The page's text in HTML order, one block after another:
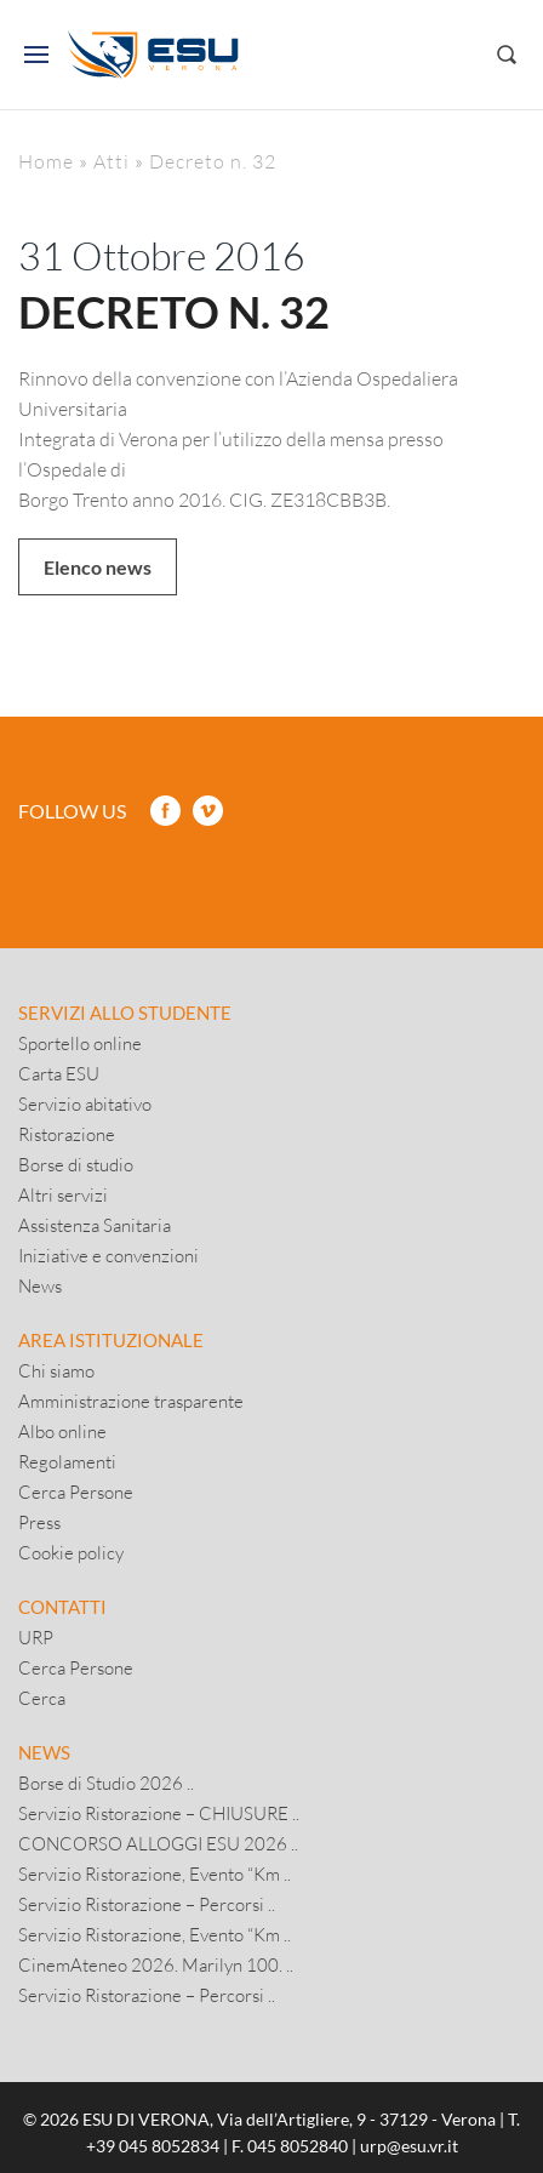
Home » Atti » Decreto n. 32
31 Ottobre 2016
DECRETO N. 32
Rinnovo della convenzione con l’Azienda Ospedaliera
Universitaria
Integrata di Verona per l’utilizzo della mensa presso
l’Ospedale di
Borgo Trento anno 2016. CIG. ZE318CBB3B.
Elenco news
FOLLOW US
SERVIZI ALLO STUDENTE
Sportello online
Carta ESU
Servizio abitativo
Ristorazione
Borse di studio
Altri servizi
Assistenza Sanitaria
Iniziative e convenzioni
News
AREA ISTITUZIONALE
Chi siamo
Amministrazione trasparente
Albo online
Regolamenti
Cerca Persone
Press
Cookie policy
CONTATTI
URP
Cerca Persone
Cerca
NEWS
Borse di Studio 2026 ..
Servizio Ristorazione – CHIUSURE ..
CONCORSO ALLOGGI ESU 2026 ..
Servizio Ristorazione, Evento “Km ..
Servizio Ristorazione – Percorsi ..
Servizio Ristorazione, Evento “Km ..
CinemAteneo 2026. Marilyn 100. ..
Servizio Ristorazione – Percorsi ..
© 2026 ESU DI VERONA, Via dell’Artigliere, 9 - 37129 - Verona | T.
+39 045 8052834| F. 045 8052840 | urp@esu.vr.it